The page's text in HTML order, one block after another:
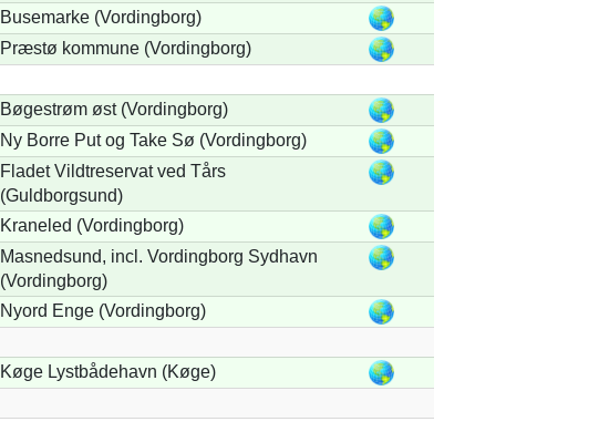
Busemarke (Vordingborg)
Præstø kommune (Vordingborg)
Bøgestrøm øst (Vordingborg)
Ny Borre Put og Take Sø (Vordingborg)
Fladet Vildtreservat ved Tårs
(Guldborgsund)
Kraneled (Vordingborg)
Masnedsund, incl. Vordingborg Sydhavn
(Vordingborg)
Nyord Enge (Vordingborg)
Køge Lystbådehavn (Køge)